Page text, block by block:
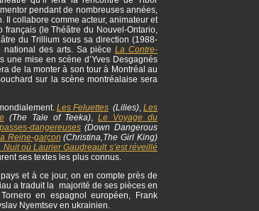
pendant de nombreuses années,
Il collabore comme acteur, animateur et
(le Théâtre du Nouvel-Ontario,
du Trillium sous sa direction (1988-
national des arts. Sa pièceLa Contre-
une mise en scène d’Yves Desgagnés
de la monter à son tour à Montréal au
sur la scène montréalaise sera
Les Feluettes(Lilies), Les
(The Tale of Teeka) ,Le Voyage du
dangereuses(Down Dangerous
Reine-garçon (Christina,The Girl King)
Nuit où Laurier Gaudreault s’est réveillé
ses textes les plus connus.
et à ce jour, on en compte près de
a traduit la majorité de ses pièces en
en espagnol européen, Frank
Nyemtsev en ukrainien.